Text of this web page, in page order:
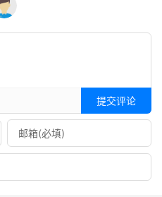
提交评论